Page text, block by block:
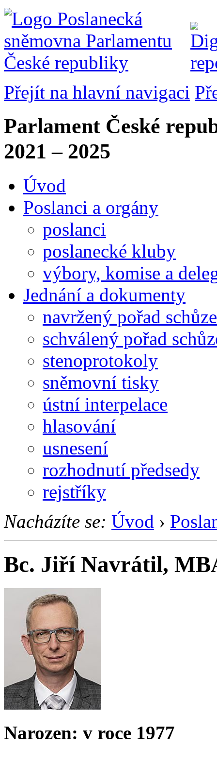
Přejít na hlavní navigaci
Parlament České
2021 – 2025
Úvod
Poslanci a orgány
poslanci
poslanecké kluby
výbory, komise a
Jednání a dokumenty
navržený pořad schůze
schválený pořad
stenoprotokoly
sněmovní tisky
ústní interpelace
hlasování
usnesení
rozhodnutí předsedy
rejstříky
Nacházíte se: Úvod ›
Bc. Jiří Navrátil,
Narozen: v roce 1977